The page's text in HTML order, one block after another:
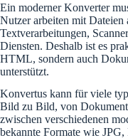
Ein moderner Konverter
Nutzer arbeiten mit Dateien
Textverarbeitungen,
Diensten. Deshalb ist es
HTML, sondern auch
unterstützt.
Konvertus kann für viele
Bild zu Bild, von
zwischen verschiedenen
bekannte Formate wie